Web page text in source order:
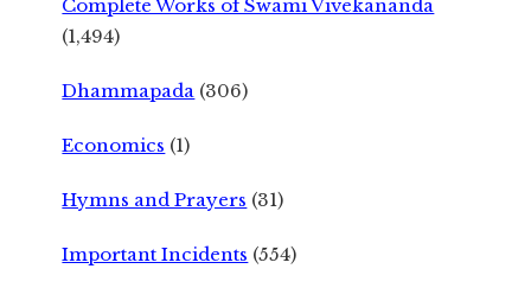
Complete Works of Swami Vivekananda
(1,494)
Dhammapada (306)
Economics (1)
Hymns and Prayers (31)
Important Incidents (554)